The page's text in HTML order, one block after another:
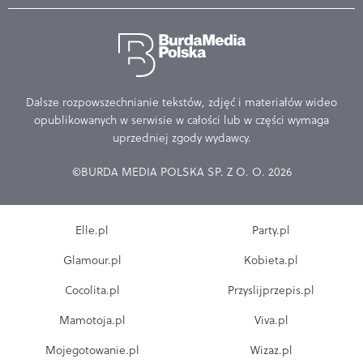
Dalsze rozpowszechnianie tekstów, zdjęć i materiałów wideo
opublikowanych w serwisie w całości lub w części wymaga
uprzedniej zgody wydawcy.
©BURDA MEDIA POLSKA SP. Z O. O. 2026
Elle.pl
Glamour.pl
Cocolita.pl
Mamotoja.pl
Mojegotowanie.pl
Party.pl
Kobieta.pl
Przyslijprzepis.pl
Viva.pl
Wizaz.pl